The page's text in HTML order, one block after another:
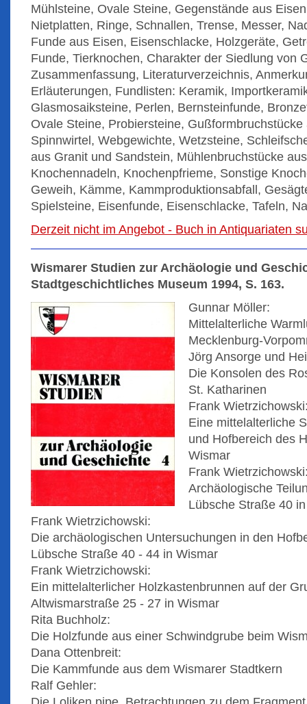
Mühlsteine, Ovale Steine, Gegenstände aus
Nietplatten, Ringe, Schnallen, Trense, Messer,
Funde aus Eisen, Eisenschlacke, Holzgeräte,
Funde, Tierknochen, Charakter der Siedlung von
Zusammenfassung, Literaturverzeichnis,
Erläuterungen, Fundlisten: Keramik,
Glasmosaiksteine, Perlen, Bernsteinfunde,
Ovale Steine, Probiersteine,
Spinnwirtel, Webgewichte, Wetzsteine,
aus Granit und Sandstein, Mühlenbruchstücke
Knochennadeln, Knochenpfrieme, Sonstige
Geweih, Kämme, Kammproduktionsabfall,
Spielsteine, Eisenfunde, Eisenschlacke, Tafeln,
Derzeit nicht im Angebot - Buch in Antiquariaten
Wismarer Studien zur Archäologie und
Stadtgeschichtliches Museum 1994, S. 163.
Gunnar Möller:
Mittelalterliche
Mecklenburg-
Jörg Ansorge und
Die Konsolen des
St. Katharinen
Frank
Eine mittelalterliche
und Hofbereich des
Wismar
Frank
Archäologische
Lübsche Straße 40
Frank Wietrzichowski:
Die archäologischen Untersuchungen in den
Lübsche Straße 40 - 44 in Wismar
Frank Wietrzichowski:
Ein mittelalterlicher Holzkastenbrunnen auf der
Altwismarstraße 25 - 27 in Wismar
Rita Buchholz:
Die Holzfunde aus einer Schwindgrube beim
Dana Ottenbreit:
Die Kammfunde aus dem Wismarer Stadtkern
Ralf Gehler: